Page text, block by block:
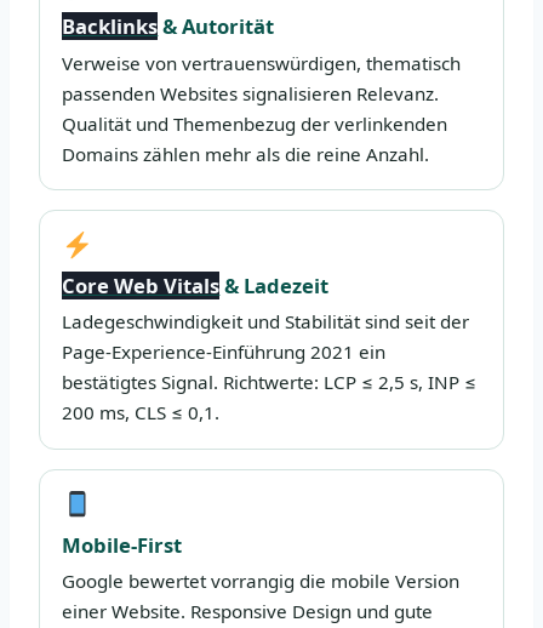
Backlinks& Autorität
Verweise von vertrauenswürdigen, thematisch
passenden Websites signalisieren Relevanz.
Qualität und Themenbezug der verlinkenden
Domains zählen mehr als die reine Anzahl.
Core Web Vitals& Ladezeit
Ladegeschwindigkeit und Stabilität sind seit der
Page-Experience-Einführung 2021 ein
bestätigtes Signal. Richtwerte: LCP ≤ 2,5 s, INP ≤
200 ms, CLS ≤ 0,1.
Mobile-First
Google bewertet vorrangig die mobile Version
einer Website. Responsive Design und gute